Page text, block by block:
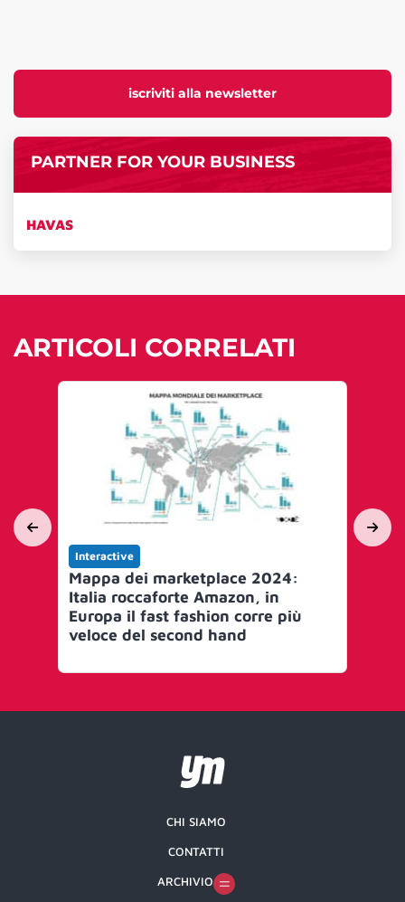
iscriviti alla newsletter
PARTNER FOR YOUR BUSINESS
HAVAS
ARTICOLI CORRELATI
Interactive
Mappa dei marketplace 2024:
Italia roccaforte Amazon, in
Europa il fast fashion corre più
veloce del second hand
CHI SIAMO
CONTATTI
ARCHIVIO